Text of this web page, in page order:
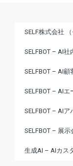
SELF株式会社 （
SELFBOT – AI社
SELFBOT – AI顧
SELFBOT – AIエ
SELFBOT – AIア
SELFBOT – 展示
生成AI – AIカス